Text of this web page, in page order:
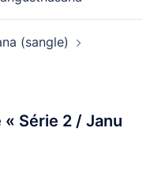
(sangle)
« Série 2 / Janu